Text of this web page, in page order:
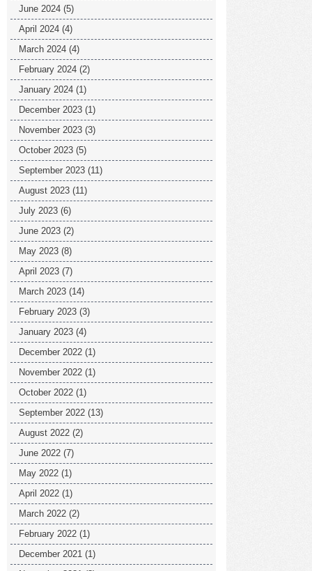
June 2024 (5)
April 2024 (4)
March 2024 (4)
February 2024 (2)
January 2024 (1)
December 2023 (1)
November 2023 (3)
October 2023 (5)
September 2023 (11)
August 2023 (11)
July 2023 (6)
June 2023 (2)
May 2023 (8)
April 2023 (7)
March 2023 (14)
February 2023 (3)
January 2023 (4)
December 2022 (1)
November 2022 (1)
October 2022 (1)
September 2022 (13)
August 2022 (2)
June 2022 (7)
May 2022 (1)
April 2022 (1)
March 2022 (2)
February 2022 (1)
December 2021 (1)